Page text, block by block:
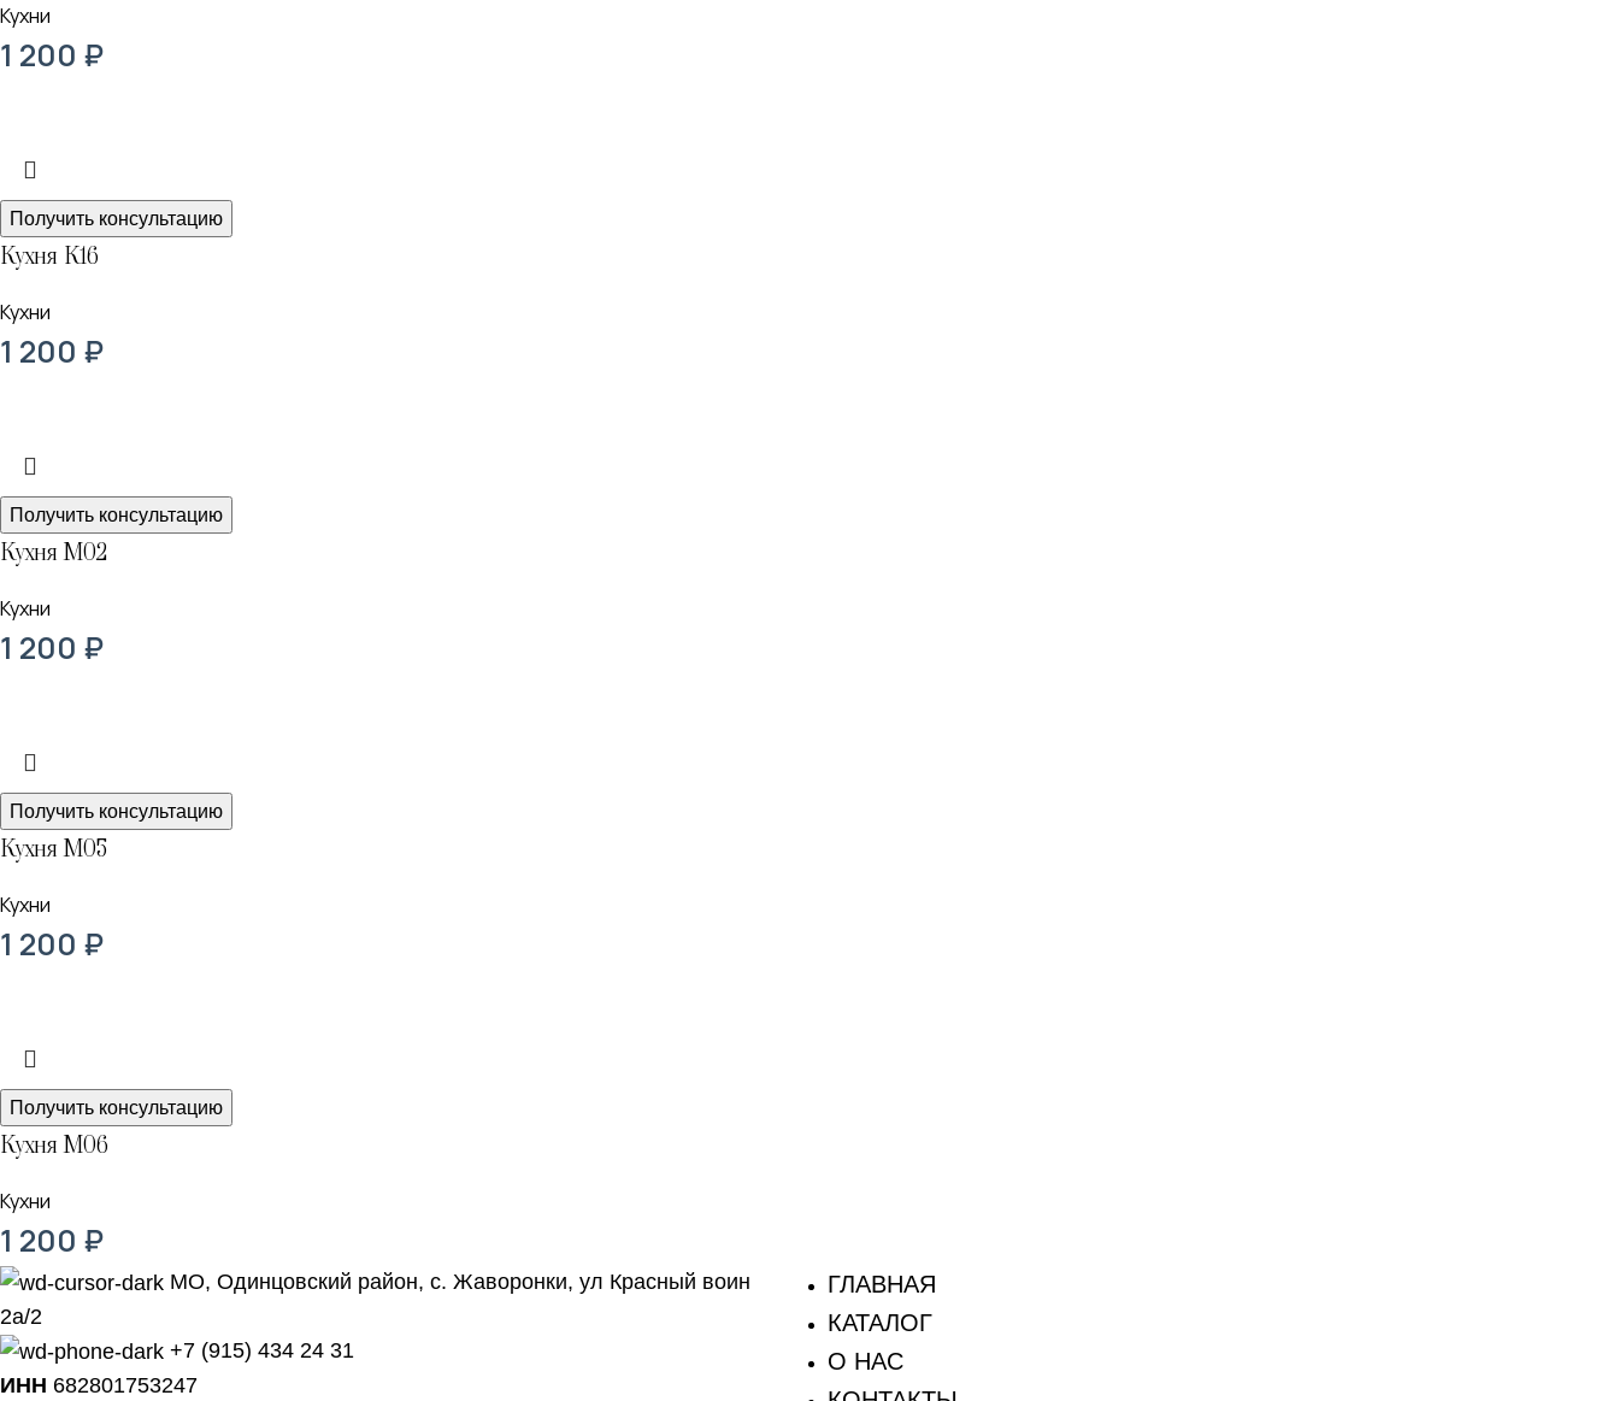
Кухни
1 200 ₽
Получить консультацию
Кухня К16
Кухни
1 200 ₽
Получить консультацию
Кухня М02
Кухни
1 200 ₽
Получить консультацию
Кухня М05
Кухни
1 200 ₽
Получить консультацию
Кухня М06
Кухни
1 200 ₽
МО, Одинцовский район, с. Жаворонки, ул Красный воин
2а/2
+7 (915) 434 24 31
ИНН 682801753247
ГЛАВНАЯ
КАТАЛОГ
О НАС